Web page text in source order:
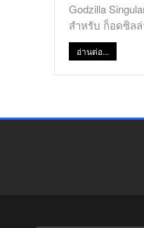
Godzilla
สำหรับ ก็อดซิล
อ่านต่อ...